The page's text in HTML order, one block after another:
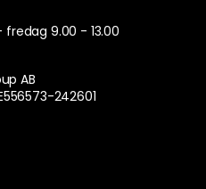
9.00 - 13.00
AB
242601